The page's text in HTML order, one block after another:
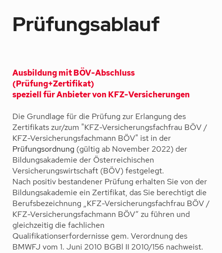
Prüfungsablauf
Ausbildung mit BÖV-Abschluss
(Prüfung+Zertifikat)
speziell für Anbieter von KFZ-Versicherungen
Die Grundlage für die Prüfung zur Erlangung des
Zertifikats zur/zum "KFZ-Versicherungsfachfrau BÖV /
KFZ-Versicherungsfachmann BÖV" ist in der
Prüfungsordnung (gültig ab November 2022) der
Bildungsakademie der Österreichischen
Versicherungswirtschaft (BÖV) festgelegt.
Nach positiv bestandener Prüfung erhalten Sie von der
Bildungsakademie ein Zertifikat, das Sie berechtigt die
Berufsbezeichnung „KFZ-Versicherungsfachfrau BÖV /
KFZ-Versicherungsfachmann BÖV“ zu führen und
gleichzeitig die fachlichen
Qualifikationserfordernisse gem. Verordnung des
BMWFJ vom 1. Juni 2010 BGBl II 2010/156 nachweist.